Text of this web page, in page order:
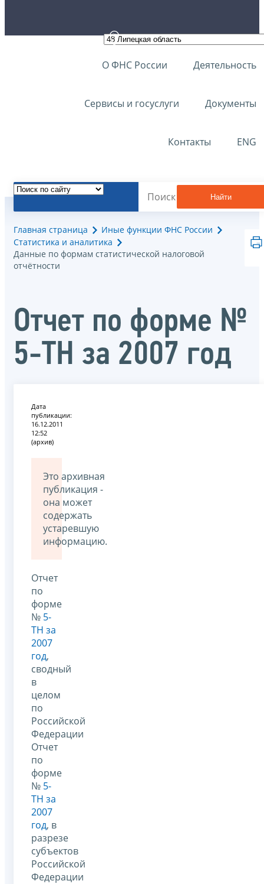
О ФНС России Деятельность
Сервисы и госуслуги Документы
Контакты ENG
Найти
Главная страница
Иные функции ФНС России
Статистика и аналитика
Данные по формам статистической налоговой
отчётности
Отчет по форме №
5-ТН за 2007 год
Дата
публикации:
16.12.2011
12:52
(архив)
Это архивная
публикация -
она может
содержать
устаревшую
информацию.
Отчет
по
форме
№ 5-
ТН за
2007
год,
сводный
в
целом
по
Российской
Федерации
Отчет
по
форме
№ 5-
ТН за
2007
год, в
разрезе
субъектов
Российской
Федерации